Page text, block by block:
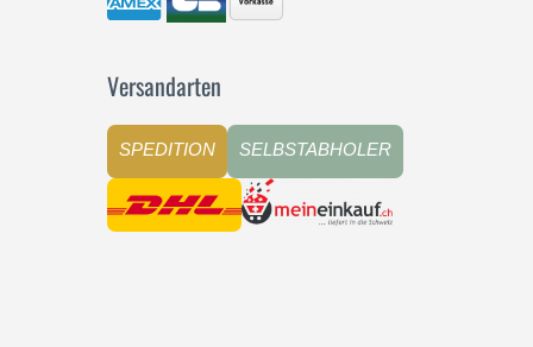
Versandarten
SPEDITION SELBSTABHOLER